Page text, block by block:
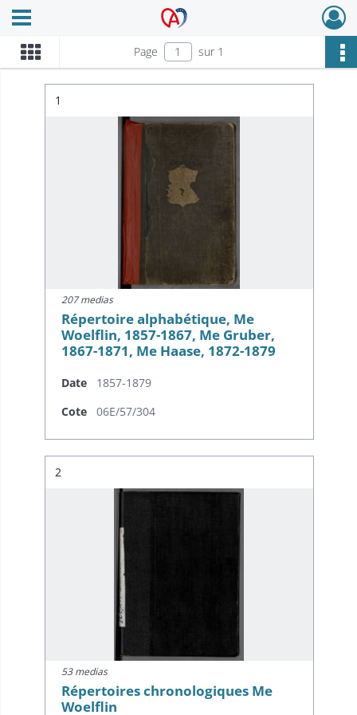
Archives Alsace - Colmar
Ouvrir le menu déroulant
Page sur 1
Résultat n°
1
207 medias
Répertoire alphabétique, Me
Woelflin, 1857-1867, Me Gruber,
1867-1871, Me Haase, 1872-1879
Date
1857-1879
Cote
06E/57/304
Résultat n°
2
53 medias
Répertoires chronologiques Me
Woelflin